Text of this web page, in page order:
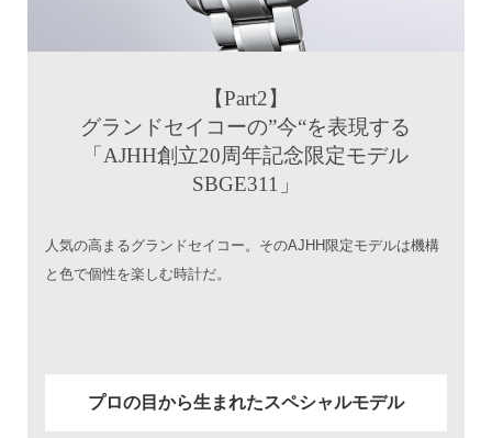
【Part2】
グランドセイコーの”今“を表現する
「AJHH創立20周年記念限定モデル
SBGE311」
人気の高まるグランドセイコー。そのAJHH限定モデルは機構
と色で個性を楽しむ時計だ。
プロの目から生まれたスペシャルモデル